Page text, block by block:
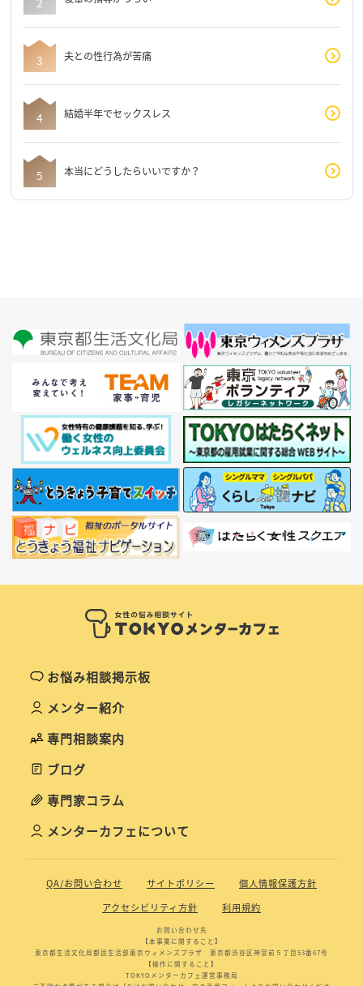
夫との性行為が苦痛
結婚半年でセックスレス
本当にどうしたらいいですか？
お悩み相談掲示板
メンター紹介
専門相談案内
ブログ
専門家コラム
メンターカフェについて
QA/お問い合わせ サイトポリシー
個人情報保護方針
アクセシビリティ方針
利用規約
お問い合わせ先
【本事業に関すること】
東京都生活文化局都民生活部東京ウィメンズプラザ 東京都渋谷区神宮前５丁目53番67号
【操作に関すること】
TOKYOメンターカフェ運営事務局